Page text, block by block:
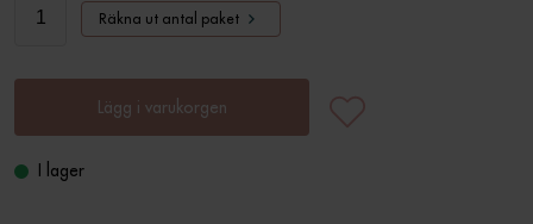
Räkna ut antal paket
Lägg i varukorgen
I lager